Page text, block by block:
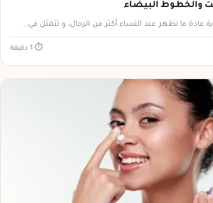
والخطوط البيضاء
عادة ما تظهر عند النساء أكثر من الرجال، و تتمثل في…
⏱ 1 دقيقة